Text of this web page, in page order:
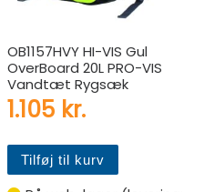
OB1157HVY HI-VIS Gul
OverBoard 20L PRO-VIS
Vandtæt Rygsæk
1.105 kr.
Tilføj til kurv